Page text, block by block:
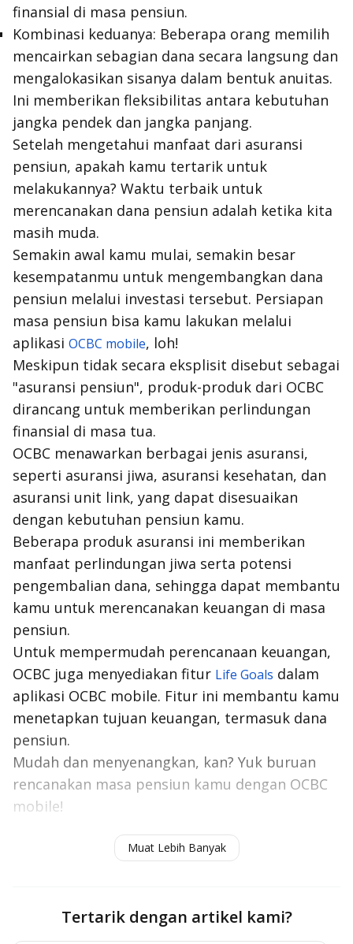
finansial di masa pensiun.
Kombinasi keduanya: Beberapa orang memilih
mencairkan sebagian dana secara langsung dan
mengalokasikan sisanya dalam bentuk anuitas.
Ini memberikan fleksibilitas antara kebutuhan
jangka pendek dan jangka panjang.
Setelah mengetahui manfaat dari asuransi
pensiun, apakah kamu tertarik untuk
melakukannya? Waktu terbaik untuk
merencanakan dana pensiun adalah ketika kita
masih muda.
Semakin awal kamu mulai, semakin besar
kesempatanmu untuk mengembangkan dana
pensiun melalui investasi tersebut. Persiapan
masa pensiun bisa kamu lakukan melalui
aplikasi OCBC mobile, loh!
Meskipun tidak secara eksplisit disebut sebagai
"asuransi pensiun", produk-produk dari OCBC
dirancang untuk memberikan perlindungan
finansial di masa tua.
OCBC menawarkan berbagai jenis asuransi,
seperti asuransi jiwa, asuransi kesehatan, dan
asuransi unit link, yang dapat disesuaikan
dengan kebutuhan pensiun kamu.
Beberapa produk asuransi ini memberikan
manfaat perlindungan jiwa serta potensi
pengembalian dana, sehingga dapat membantu
kamu untuk merencanakan keuangan di masa
pensiun.
Untuk mempermudah perencanaan keuangan,
OCBC juga menyediakan fitur Life Goals dalam
aplikasi OCBC mobile. Fitur ini membantu kamu
menetapkan tujuan keuangan, termasuk dana
pensiun.
Mudah dan menyenangkan, kan? Yuk buruan
rencanakan masa pensiun kamu dengan OCBC
mobile!
Tipsnya dalam KeuanganMuat Lebih Banyak
Tertarik dengan artikel kami?